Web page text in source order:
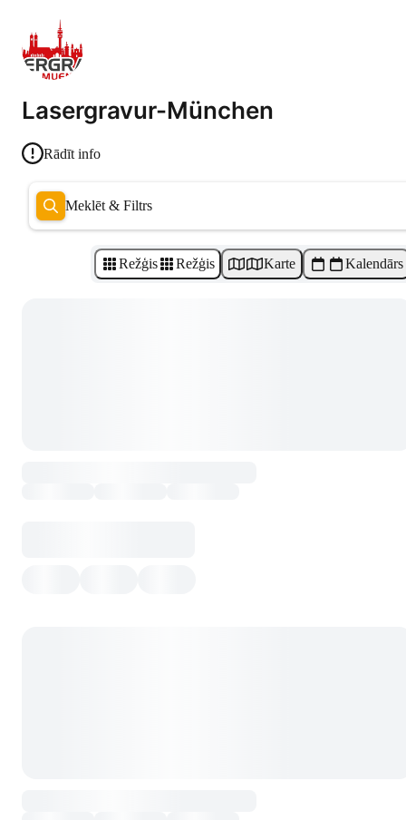
Lasergravur-München
Rādīt info
Meklēt & Filtrs
Režģis Režģis Karte Kalendārs